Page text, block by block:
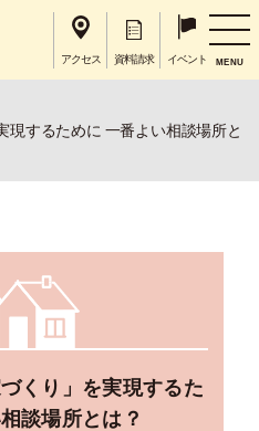
アクセス 資料請求 イベント MENU
現するために 一番よい相談場所と
くり」を実現するた
談場所とは？